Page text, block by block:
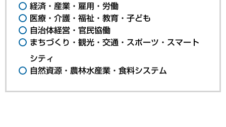
経済・産業・雇用・労働
医療・介護・福祉・教育・子ども
自治体経営・官民協働
まちづくり・観光・交通・スポーツ・スマート
シティ
自然資源・農林水産業・食料システム